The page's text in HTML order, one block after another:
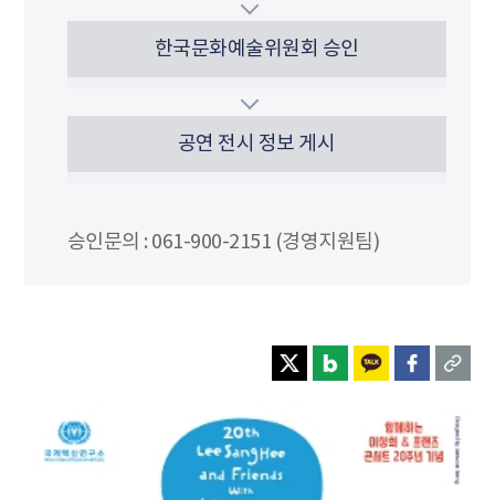
한국문화예술위원회 승인
공연 전시 정보 게시
승인문의 : 061-900-2151 (경영지원팀)